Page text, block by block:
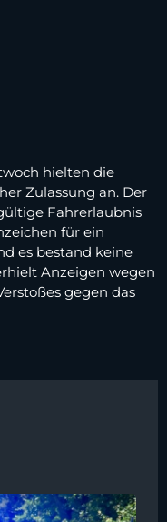
hielten die
Zulassung an. Der
Fahrerlaubnis
für ein
es bestand keine
Anzeigen wegen
gegen das